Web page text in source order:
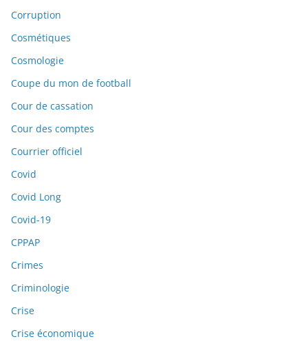
Corruption
Cosmétiques
Cosmologie
Coupe du mon de football
Cour de cassation
Cour des comptes
Courrier officiel
Covid
Covid Long
Covid-19
CPPAP
Crimes
Criminologie
Crise
Crise économique